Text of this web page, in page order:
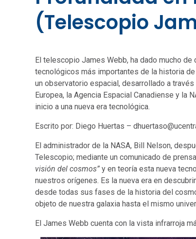
(Telescopio
El telescopio James Webb, ha dado mucho
tecnológicos más importantes de la historia
un observatorio espacial, desarrollado a
Europea, la Agencia Espacial Canadiense y
inicio a una nueva era tecnológica.
Escrito por: Diego Huertas –
El administrador de la NASA, Bill Nelson,
Telescopio; mediante un comunicado de
visión del cosmos” y en teoría esta nueva
nuestros orígenes. Es la nueva era en
desde todas sus fases de la historia del
objeto de nuestra galaxia hasta el mismo
El James Webb cuenta con la vista infrarroja